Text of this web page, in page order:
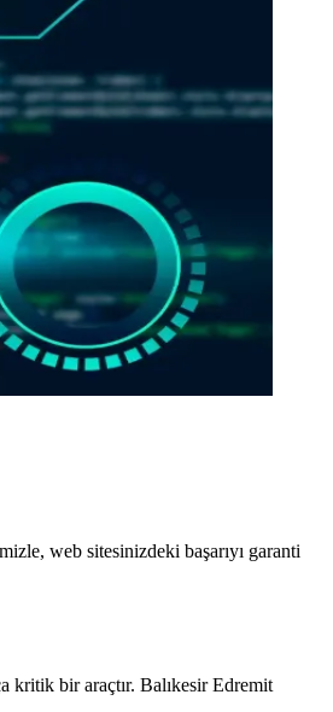
web sitesinizdeki başarıyı garanti
kritik bir araçtır. Balıkesir Edremit